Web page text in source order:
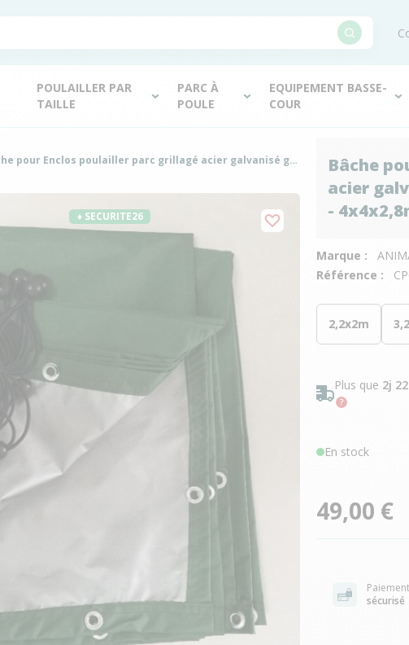
POULAILLER PAR
TAILLE
PARC À
POULE
EQUIPEMENT BASSE-
COUR
Bâche
acier
-
Marque :
Référence :
2,2x2m
Plus que 2j
En stock
49,00 €
Paiement
sécurisé
Bâche pour Enclos poulailler parc grillagé acier galvanisé grande hauteur et tube épais - 4x4x2,8m
♦ SECURITE26